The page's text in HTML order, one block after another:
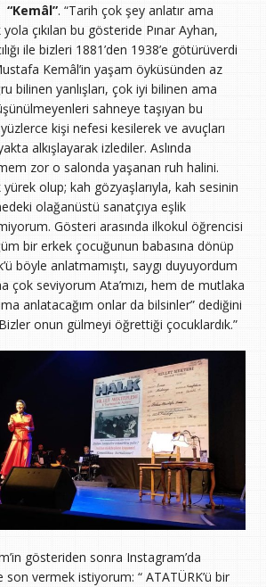
“Kemâl”. “Tarih çok şey anlatır ama
çıkılan bu gösteride Pınar Ayhan,
ile bizleri 1881’den 1938’e götürüverdi
Kemâl’in yaşam öyküsünden az
bilinen yanlışları, çok iyi bilinen ama
sahneye taşıyan bu
kişi nefesi kesilerek ve avuçları
alkışlayarak izlediler. Aslında
zor o salonda yaşanan ruh halini.
yürek olup; kah gözyaşlarıyla, kah sesinin
olağanüstü sanatçıya eşlik
Gösteri arasında ilkokul öğrencisi
bir erkek çocuğunun babasına dönüp
böyle anlatmamıştı, saygı duyuyordum
çok seviyorum Ata’mızı, hem de mutlaka
anlatacağım onlar da bilsinler” dediğini
onun gülmeyi öğrettiği çocuklardık.”
gösteriden sonra Instagram’da
son vermek istiyorum: “ ATATÜRK’ü bir